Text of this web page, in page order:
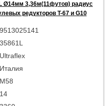
Ø14мм 3,36м(11футов) радиус
редукторов T-67 и G10
9513025141
35861L
Ultraflex
Италия
M58
14